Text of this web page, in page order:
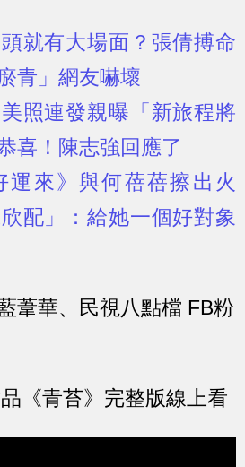
頭就有大場面？張倩搏命
青」網友嚇壞
照連發親曝「新旅程將
喜！陳志強回應了
運來》與何蓓蓓擦出火
配」：給她一個好對象
葦華、民視八點檔 FB粉
《青苔》完整版線上看